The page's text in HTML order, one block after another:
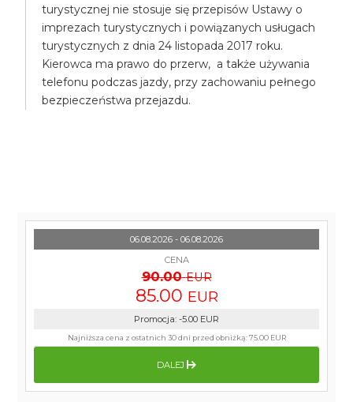
turystycznej nie stosuje się przepisów Ustawy o
imprezach turystycznych i powiązanych usługach
turystycznych z dnia 24 listopada 2017 roku.
Kierowca ma prawo do przerw, a także używania
telefonu podczas jazdy, przy zachowaniu pełnego
bezpieczeństwa przejazdu.
06.08.2026 - 06.08.2026
CENA
90.00 EUR
85.00 EUR
Promocja: -5.00 EUR
Najniższa cena z ostatnich 30 dni przed obniżką:75.00 EUR
DALEJ